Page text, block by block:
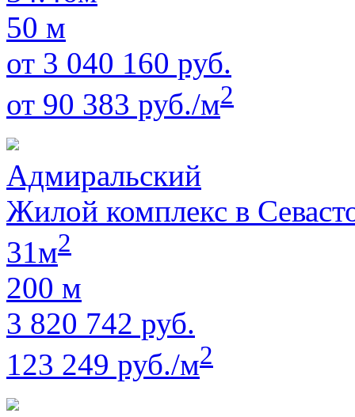
50 м
от 3 040 160 руб.
от 90 383 руб./м2
Адмиральский
Жилой комплекс в
31м2
200 м
3 820 742 руб.
123 249 руб./м2